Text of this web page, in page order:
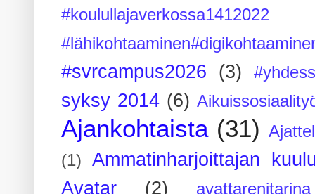
#koulullajaverkossa1412022
#svrcampus2026 (3)
syksy 2014 (6)
Ajankohtaista (31)
(1)
Ammatinharjoittajan
Avatar
(2) avattarenitarina